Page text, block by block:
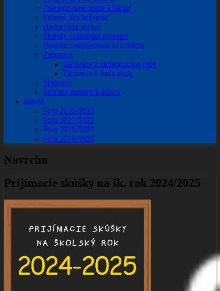
Zverejňovanie zmlúv a faktúr
Verejné obstarávanie
Hodnotiaca správa
Školský vzdelávací program
Povinne zverejňované informácie
Zápisnice
Zápisnice z pedagogickej rady
Zápisnice z Rady školy
Smernice
Ochrana osobných údajov
Galéria
Foto 2022/2023
Foto 2021/2022
Foto 2020/2021
Foto 2019/2020
Navrchu
Prijímacie skúšky na šk. rok 2024/2025